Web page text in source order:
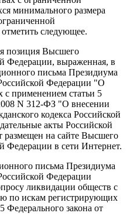
минимального размера
следующее.
позиция Высшего
Федерации, выраженная, в
письма Президиума
Федерации "О
с применением статьи 5
N 312-ФЗ "О внесении
кодекса Российской
акты Российской
на сайте Высшего
Федерации в сети Интернет.
письма Президиума
Федерации
ликвидации обществ с
по искам регистрирующих
Федерального закона от